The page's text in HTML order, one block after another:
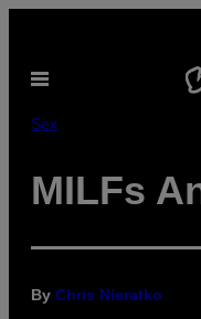
content
Open
Sex
MILFs
By Chris Nieratko